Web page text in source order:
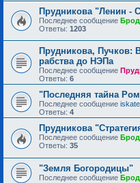
Прудникова "Ленин -
Последнее сообщение
Ответы: 1203
Прудникова, Пучков:
рабства до НЭПа
Последнее сообщение
Ответы: 6
"Последняя тайна
Последнее сообщение
Ответы: 4
Прудникова
Последнее сообщение
Ответы: 35
"Земля Богородицы"
Последнее сообщение